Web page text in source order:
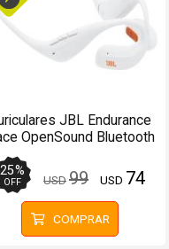
JBL Endurance
OpenSound Bluetooth
Blanco - Manos libres
25%
OFF USD99 USD 74
COMPRAR